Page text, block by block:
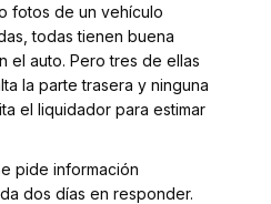
fotos de un vehículo
todas tienen buena
el auto. Pero tres de ellas
la parte trasera y ninguna
el liquidador para estimar
pide información
dos días en responder.